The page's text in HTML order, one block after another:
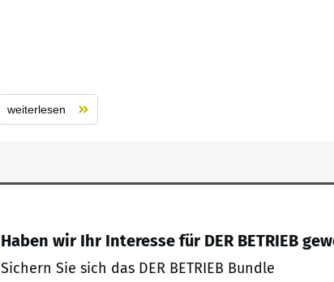
weiterlesen
Haben wir Ihr Interesse für DER BETRIEB
Sichern Sie sich das DER BETRIEB Bundle